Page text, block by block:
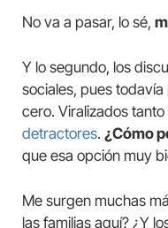
No va a pasar, lo sé,
Y lo segundo, los
sociales, pues
cero. Viralizados
detractores. ¿Cómo
que esa opción muy
Me surgen muchas
las familias aquí? ¿Y